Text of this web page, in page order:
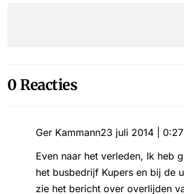
0 Reacties
Ger Kammann23 juli 2014 | 0:27
Even naar het verleden, Ik heb
het busbedrijf Kupers en bij de
zie het bericht over overlijden